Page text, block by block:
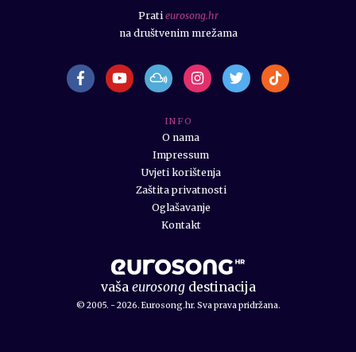
vaša eurosongdestinacija
© 2005. - 2026. Eurosong.hr. Sva prava pridržana.
I N F O
O nama
Impressum
Uvjeti korištenja
Zaštita privatnosti
Oglašavanje
Kontakt
Prati eurosong.hr
na društvenim mrežama